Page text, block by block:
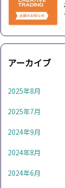
アーカイブ
2025年8月
2025年7月
2024年9月
2024年8月
2024年6月